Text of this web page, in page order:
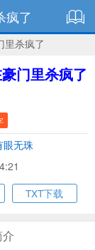
疯了
里杀疯了
门里杀疯了
眼无珠
TXT下载